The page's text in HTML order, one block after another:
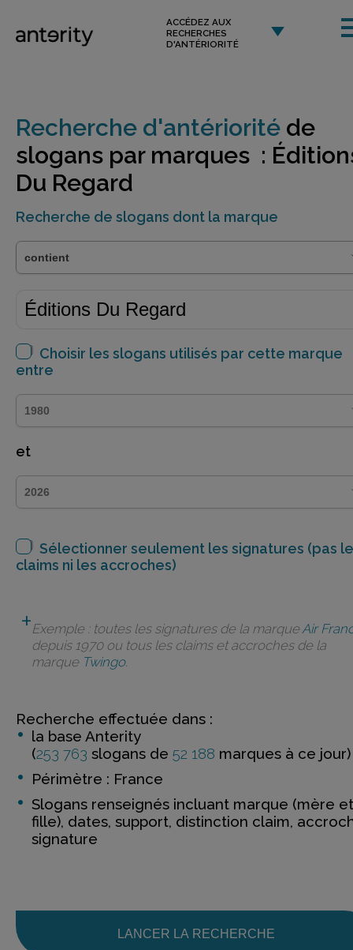
ACCÉDEZ AUX
RECHERCHES
D'ANTÉRIORITÉ
Recherche d'antériorité de
slogans par marques :
Du Regard
Recherche de slogans dont la marque
Choisir les slogans utilisés par cette marque
entre
et
Sélectionner seulement les signatures (pas
claims ni les accroches)
Exemple : toutes les signatures de la marqueAir
depuis 1970 ou tous les claims et accroches de la
marque Twingo.
Recherche effectuée dans :
la base Anterity
(253 763 slogans de 52 188 marques à ce jour)
Périmètre : France
Slogans renseignés incluant marque (mère et
fille), dates, support, distinction claim,
signature
LANCER LA RECHERCHE